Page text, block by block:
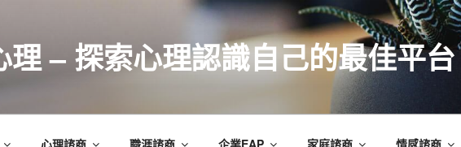
理 – 探索心理認識自己的最佳平台
心理諮商 職涯諮商 企業EAP 家庭諮商 情感諮商